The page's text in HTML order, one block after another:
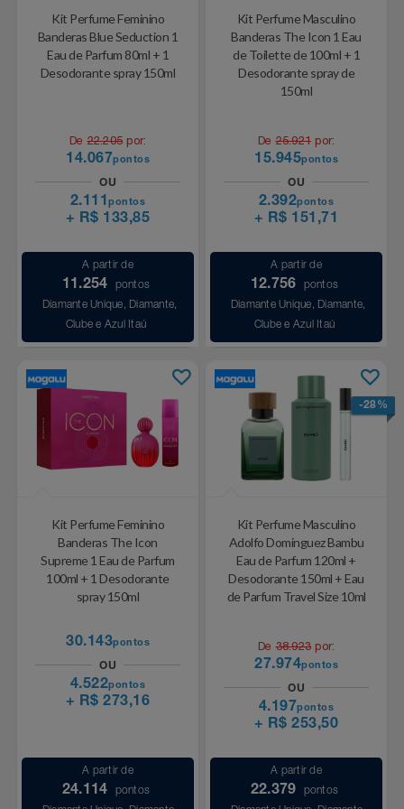
Notebooks E Tablet
Perfume
Perfumes
Pet
Relógios
Saúde E Bem-Estar
Utilidades Industriais
Netshoes
Perfumes & Cosméticos
Ponto Frio
Porto Brasil
Renner
Safe – Escola De Aviação
Stanley Pmi
The Bar
Top Store
Tramontina
Kit Perfume Feminino
Banderas Blue Seduction 1
Eau de Parfum 80ml + 1
Desodorante spray 150ml
De22.205 por:
14.067pontos
OU
2.111pontos
+ R$ 133,85
A partir de
11.254
pontos
Diamante Unique, Diamante,
Clube e Azul Itaú
Kit Perfume Masculino
Banderas The Icon 1 Eau
de Toilette de 100ml + 1
Desodorante spray de
150ml
De25.921 por:
15.945pontos
OU
2.392pontos
+ R$ 151,71
A partir de
12.756
pontos
Diamante Unique, Diamante,
Clube e Azul Itaú
Kit Perfume Feminino
Banderas The Icon
Supreme 1 Eau de Parfum
100ml + 1 Desodorante
spray 150ml
30.143pontos
OU
4.522pontos
+ R$ 273,16
A partir de
24.114
pontos
-28%
Kit Perfume Masculino
Adolfo Dominguez Bambu
Eau de Parfum 120ml +
Desodorante 150ml + Eau
de Parfum Travel Size 10ml
De38.923 por:
27.974pontos
OU
4.197pontos
+ R$ 253,50
A partir de
22.379
pontos